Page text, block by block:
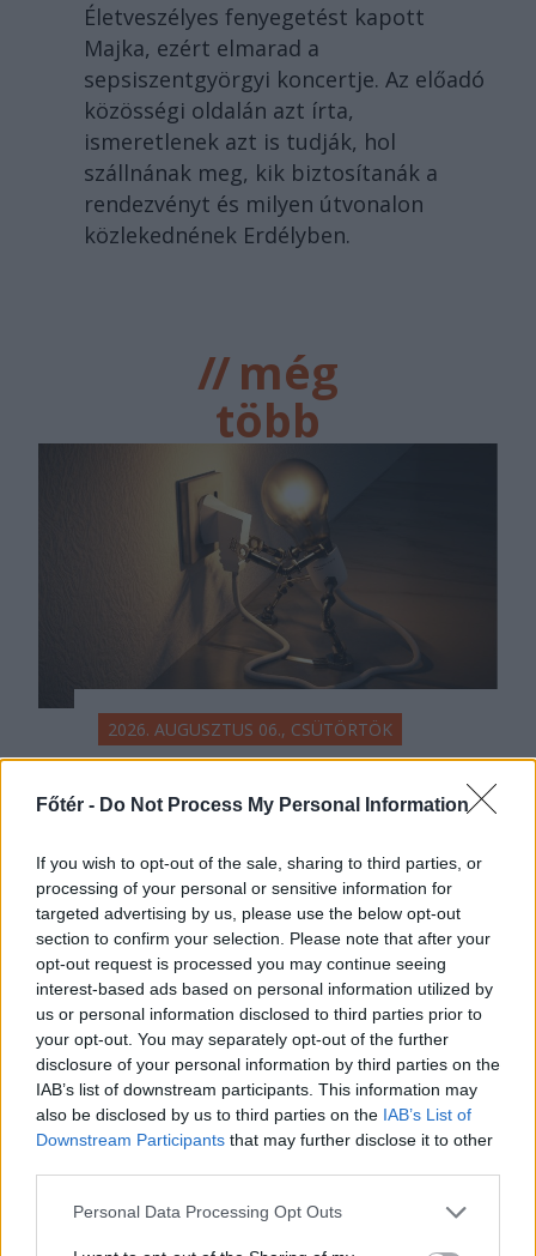
Főtér - Do Not Process My Personal Information
If you wish to opt-out of the sale, sharing to third parties, or
processing of your personal or sensitive information for
targeted advertising by us, please use the below opt-out
section to confirm your selection. Please note that after your
opt-out request is processed you may continue seeing
interest-based ads based on personal information utilized by
us or personal information disclosed to third parties prior to
your opt-out. You may separately opt-out of the further
disclosure of your personal information by third parties on the
IAB’s list of downstream participants. This information may
also be disclosed by us to third parties on the IAB’s List of
Downstream Participants that may further disclose it to other
Personal Data Processing Opt Outs
Életveszélyes fenyegetést kapott
Majka, ezért elmarad a
sepsiszentgyörgyi koncertje. Az előadó
közösségi oldalán azt írta,
ismeretlenek azt is tudják, hol
szállnának meg, kik biztosítanák a
rendezvényt és milyen útvonalon
közlekednének Erdélyben.
//még
több
főtér.ro
2026. AUGUSZTUS 06., CSÜTÖRTÖK
energiaválság miatt
rendkívüli
intézkedéseket hoztunk
csütörtökön – hírmix
Energiatakarékosságra hívja fel a
lakosságot a kormány. Továbbá:
gondatlanságból elkövetett
emberöléssel vádolnak egy hegyi
vezetőt a Bucsecs-hegységben
történt baleset miatt.